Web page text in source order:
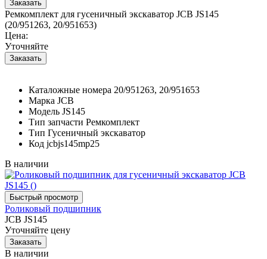
Ремкомплект для гусеничный экскаватор JCB JS145
(20/951263, 20/951653)
Цена:
Уточняйте
Каталожные номера 20/951263, 20/951653
Марка JCB
Модель JS145
Тип запчасти Ремкомплект
Тип Гусеничный экскаватор
Код jcbjs145mp25
В наличии
Роликовый подшипник
JCB JS145
Уточняйте цену
В наличии